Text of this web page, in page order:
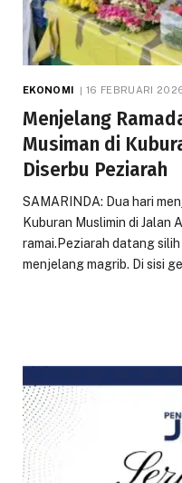
EKONOMI 16 FEBRUARI
Menjelang
Musiman di
Diserbu Peziarah
SAMARINDA: Dua hari
Kuburan Muslimin di Jalan
ramai.Peziarah datang
menjelang magrib. Di sisi